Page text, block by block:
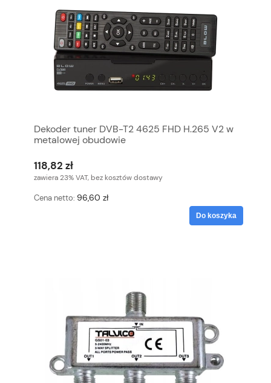
Dekoder tuner DVB-T2 4625 FHD H.265 V2 w
metalowej obudowie
118,82 zł
zawiera 23% VAT, bez kosztów dostawy
Cena netto: 96,60 zł
Do koszyka